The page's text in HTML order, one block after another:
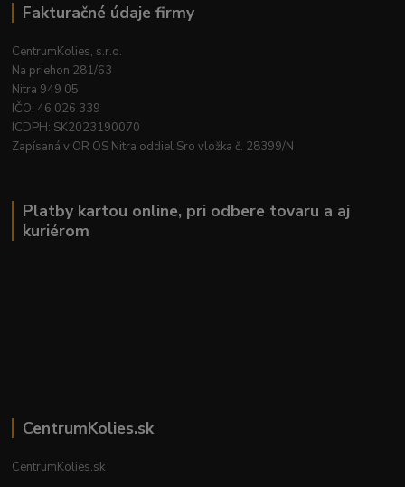
Fakturačné údaje firmy
CentrumKolies, s.r.o.
Na priehon 281/63
Nitra 949 05
IČO: 46 026 339
ICDPH: SK2023190070
Zapísaná v OR OS Nitra oddiel Sro vložka č. 28399/N
Platby kartou online, pri odbere tovaru a aj
kuriérom
CentrumKolies.sk
CentrumKolies.sk